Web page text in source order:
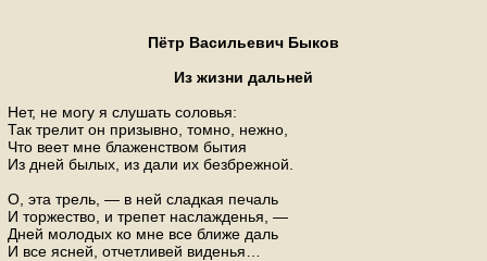
Рейтинг русских поэтов
Рейтинг стихотворений
Пётр Васильевич Быков
Из жизни дальней
Нет, не могу я слушать соловья:
Так трелит он призывно, томно, нежно,
Что веет мне блаженством бытия
Из дней былых, из дали их безбрежной.
О, эта трель, — в ней сладкая печаль
И торжество, и трепет наслажденья, —
Дней молодых ко мне все ближе даль
И все ясней, отчетливей виденья…